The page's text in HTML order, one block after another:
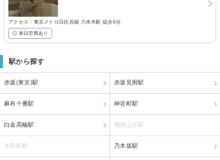
アクセス：東京メトロ日比谷線 六本木駅 徒歩6分
◎ 本日空席あり
駅から探す
赤坂(東京)駅 赤坂見附駅
麻布十番駅 神谷町駅
白金高輪駅 溜池山王駅
永田町駅 乃木坂駅